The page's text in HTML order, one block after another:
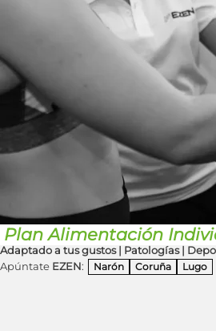
Plan Alimentación
Adaptado a tus gustos | Patologías |
Apúntate EZEN: Narón Coruña Lugo